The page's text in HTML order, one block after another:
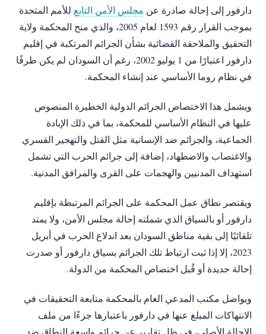
دارفور إلى إحالة صادرة عن مجلس الأمن التابع للأمم المتحدة
بموجب القرار رقم 1593 لعام 2005، والذي منح المحكمة ولاية
التحقيق والملاحقة القضائية بشأن الجرائم المرتكبة في إقليم
دارفور اعتبارًا من 1 يوليو 2002، رغم أن السودان لم يكن طرفًا
في نظام روما الأساسي عند إنشاء المحكمة.
ويشمل هذا الاختصاص الجرائم الدولية الخطيرة المنصوص
عليها في النظام الأساسي للمحكمة، بما في ذلك الإبادة
الجماعية، والجرائم ضد الإنسانية مثل القتل والتهجير القسري
والاغتصاب والاضطهاد، إضافة إلى جرائم الحرب التي تشمل
استهداف المدنيين والهجمات على القرى والمرافق المدنية.
ويقتصر نطاق عمل المحكمة على الجرائم المرتبطة بإقليم
دارفور أو بالسياق الذي شملته إحالة مجلس الأمن، ولا يمتد
تلقائيًا إلى بقية مناطق السودان بعد اندلاع الحرب في أبريل
2023، إلا إذا ثبت ارتباط تلك الجرائم بسياق دارفور أو صدرت
إحالة جديدة أو قُبل اختصاص المحكمة من الدولة.
ويواصل مكتب المدعي العام بالمحكمة متابعة التحقيقات في
الانتهاكات المبلغ عنها في دارفور باعتبارها جزءًا من ملف
الإحالة الأصلي، في ظل تقارير عن جرائم واسعة النطاق ضد